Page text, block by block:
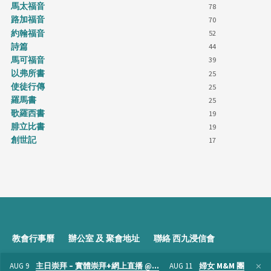
馬太福音 78
路加福音 70
約翰福音 52
詩篇 44
馬可福音 39
以弗所書 25
使徒行傳 25
羅馬書 25
歌羅西書 19
腓立比書 19
創世記 17
教會行事曆 辦公室 及 聚會地址 聯絡 西九浸信會
AUG 9 主日崇拜 – 實體崇拜+網上直播 @… AUG 11 婦女 M&M 團